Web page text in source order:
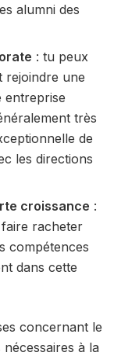
alumni des
: tu peux
rejoindre une
entreprise
très
de
les directions
croissance :
racheter
compétences
dans cette
concernant le
à la